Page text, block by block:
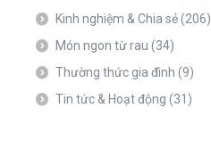
Kinh nghiệm & Chia sẻ(206)
Món ngon từ rau (34)
Thường thức gia đình (9)
Tin tức & Hoạt động (31)